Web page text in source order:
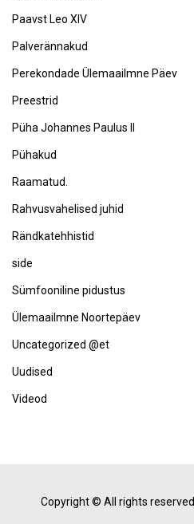
Paavst Leo XIV
Palverännakud
Perekondade Ülemaailmne Päev
Preestrid
Püha Johannes Paulus II
Pühakud
Raamatud.
Rahvusvahelised juhid
Rändkatehhistid
side
Sümfooniline pidustus
Ülemaailmne Noortepäev
Uncategorized @et
Uudised
Videod
Copyright © All rights reserved.